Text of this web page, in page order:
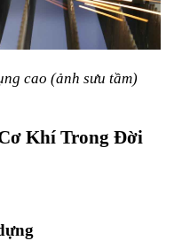
cao (ảnh sưu tầm)
Khí Trong Đời